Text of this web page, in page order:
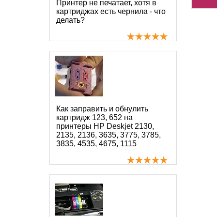
Принтер не печатает, хотя в
картриджах есть чернила - что
делать?
Как заправить и обнулить
картридж 123, 652 на
принтеры HP Deskjet 2130,
2135, 2136, 3635, 3775, 3785,
3835, 4535, 4675, 1115